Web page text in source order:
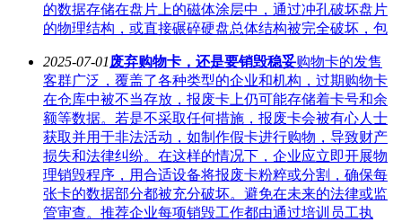
的数据存储在盘片上的磁体涂层中，通过冲孔破坏盘片
的物理结构，或直接碾碎硬盘总体结构被完全破坏，包
2025-07-01 废弃购物卡，还是要销毁稳妥购物卡的发售
客群广泛，覆盖了各种类型的企业和机构，过期购物卡
在仓库中被不当存放，报废卡上仍可能存储着卡号和余
额等数据。若是不采取任何措施，报废卡会被有心人士
获取并用于非法活动，如制作假卡进行购物，导致财产
损失和法律纠纷。在这样的情况下，企业应立即开展物
理销毁程序，用合适设备将报废卡粉粹或分割，确保每
张卡的数据部分都被充分破坏。避免在未来的法律或监
管审查。推荐企业每项销毁工作都由通过培训员工执